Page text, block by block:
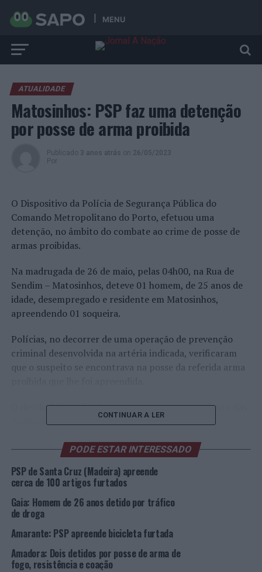
MENU
ATUALIDADE
Matosinhos: PSP faz uma detenção
por posse de arma proibida
Publicado 3 anos atrás on 26/05/2023
Por
O Dispositivo da Polícia de Segurança Pública do
Comando Metropolitano do Porto, efetuou uma
detenção, no âmbito do combate ao crime de posse de
armas proibidas.
Na madrugada de 26 de maio, pelas 04h00, na Rua de
Sendim – Matosinhos, deteve 01 homem, de 25 anos de
idade, desempregado e residente em Matosinhos,
apreendendo 01 soqueira.
Polícias, no decorrer de uma operação de prevenção
criminal desenvolvida na artéria indicada, verificaram
que o suspeito se encontrava na posse da referida arma
O detido foi notificado para comparecer, hoje, junto das
Autoridades Judiciárias.
Foto: PSP.
TÓPICOS RELACIONADOS: CRIMINALIDADE
MATOSINHOS
PSP
PRÓXIMO
Lisboa: Três detidos por roubo na Freguesia da
Misericórdia
NÃO PERCA
Porto: Mais cinco detenções por posse e tráfico de
CONTINUAR A LER
PODE ESTAR INTERESSADO
PSP de Santa Cruz (Madeira) apreende
cerca de 100 artigos furtados
Gaia: Homem de 26 anos detido por tráfico
de droga
Amarante: PSP apreende bicicleta furtada
Amadora: Dois detidos por posse de arma de
fogo, resistência e coação